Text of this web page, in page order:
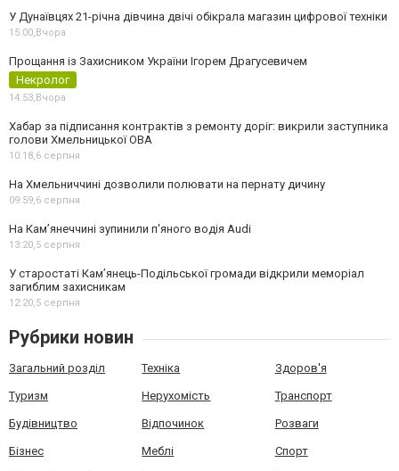
У Дунаївцях 21-річна дівчина двічі обікрала магазин цифрової техніки
15:00, Вчора
Прощання із Захисником України Ігорем Драгусевичем
Некролог
14:53, Вчора
Хабар за підписання контрактів з ремонту доріг: викрили заступника
голови Хмельницької ОВА
10:18,6 серпня
На Хмельниччині дозволили полювати на пернату дичину
09:59,6 серпня
На Камʼянеччині зупинили п'яного водія Audi
13:20,5 серпня
У старостаті Кам’янець-Подільської громади відкрили меморіал
загиблим захисникам
12:20,5 серпня
Рубрики новин
Загальний розділ Техніка Здоров'я
Туризм Нерухомість Транспорт
Будівництво Відпочинок Розваги
Бізнес Меблі Спорт